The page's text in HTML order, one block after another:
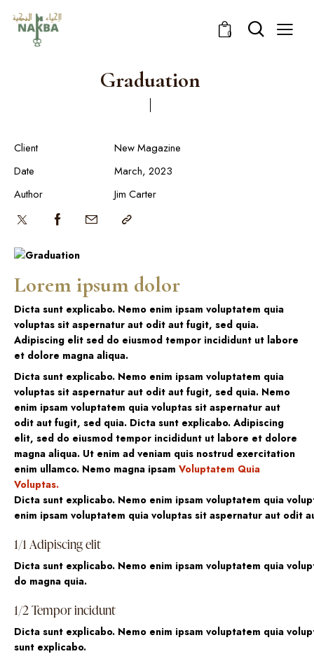
0
Graduation
Client
New Magazine
Date
March, 2023
Author
Jim Carter
Lorem ipsum dolor
Dicta sunt explicabo. Nemo enim ipsam voluptatem quia
voluptas sit aspernatur aut odit aut fugit, sed quia.
Adipiscing elit sed do eiusmod tempor incididunt ut labore
et dolore magna aliqua.
Dicta sunt explicabo. Nemo enim ipsam voluptatem quia
voluptas sit aspernatur aut odit aut fugit, sed quia. Nemo
enim ipsam voluptatem quia voluptas sit aspernatur aut
odit aut fugit, sed quia. Dicta sunt explicabo. Adipiscing
elit, sed do eiusmod tempor incididunt ut labore et dolore
magna aliqua. Ut enim ad veniam quis nostrud exercitation
enim ullamco. Nemo magna ipsam Voluptatem Quia
Voluptas.
Dicta sunt explicabo. Nemo enim ipsam voluptatem quia
enim ipsam voluptatem quia voluptas sit aspernatur aut odit
1/1 Adipiscing elit
Dicta sunt explicabo. Nemo enim ipsam voluptatem quia
do magna quia.
1/2 Tempor incidunt
Dicta sunt explicabo. Nemo enim ipsam voluptatem quia
sunt explicabo.